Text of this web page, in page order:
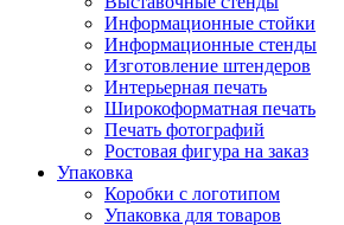
Информационные стойки
Информационные стенды
Изготовление штендеров
Интерьерная печать
Широкоформатная печать
Печать фотографий
Ростовая фигура на заказ
Упаковка
Коробки с логотипом
Упаковка для товаров